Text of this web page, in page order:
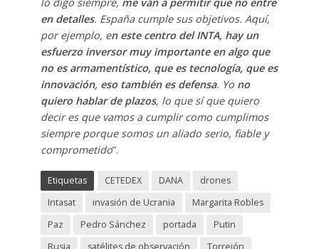
en detalles. España cumple sus objetivos. Aquí,
por ejemplo, en este centro del INTA, hay un
esfuerzo inversor muy importante en algo que
no es armamentístico, que es tecnología, que es
innovación, eso también es defensa. Yo no
quiero hablar de plazos, lo que sí que quiero
decir es que vamos a cumplir como cumplimos
siempre porque somos un aliado serio, fiable y
comprometido”.
Etiquetas CETEDEX DANA
drones
Intasat
invasión de Ucrania
Margarita Robles
Paz
Pedro Sánchez portada
Putin
Rusia
satélites de observación Torrejón